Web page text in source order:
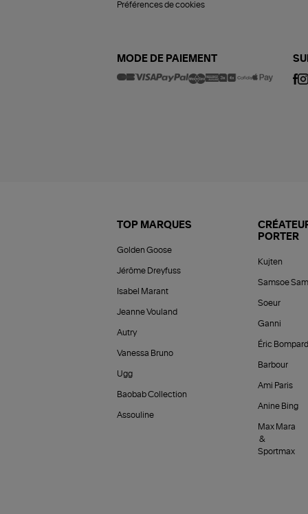
Préférences de cookies
MODE DE PAIEMENT
TOP MARQUES
Golden Goose
Jérôme Dreyfuss
Isabel Marant
Jeanne Vouland
Autry
Vanessa Bruno
Ugg
Baobab Collection
Assouline
PORTER
Kujten
Samsoe
Soeur
Ganni
Éric Bompard
Barbour
Ami Paris
Anine Bing
Max Mara
&
Sportmax